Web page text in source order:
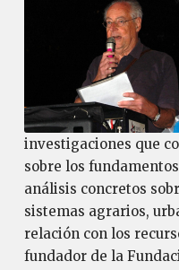
investigaciones que
sobre los
análisis concretos
sistemas agrarios,
relación con los
fundador de la